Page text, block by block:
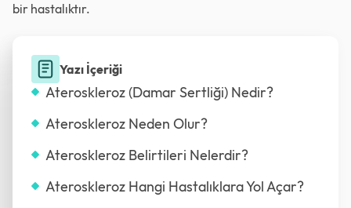
bir hastalıktır.
Yazı İçeriği
Ateroskleroz (Damar Sertliği) Nedir?
Ateroskleroz Neden Olur?
Ateroskleroz Belirtileri Nelerdir?
Ateroskleroz Hangi Hastalıklara Yol Açar?